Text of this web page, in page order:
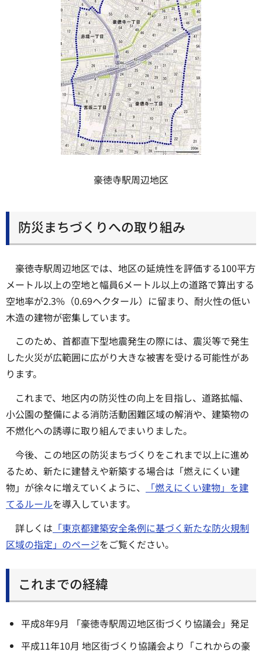
豪徳寺駅周辺地区
防災まちづくりへの取り組み
豪徳寺駅周辺地区では、地区の延焼性を評価する100平方
メートル以上の空地と幅員6メートル以上の道路で算出する
空地率が2.3%（0.69ヘクタール）に留まり、耐火性の低い
木造の建物が密集しています。
このため、首都直下型地震発生の際には、震災等で発生
した火災が広範囲に広がり大きな被害を受ける可能性があ
ります。
これまで、地区内の防災性の向上を目指し、道路拡幅、
小公園の整備による消防活動困難区域の解消や、建築物の
不燃化への誘導に取り組んでまいりました。
今後、この地区の防災まちづくりをこれまで以上に進め
るため、新たに建替えや新築する場合は「燃えにくい建
物」が徐々に増えていくように、
「燃えにくい建物」を建
てるルールを導入しています。
詳しくは 「東京都建築安全条例に基づく新たな防火規制
区域の指定」のページをご覧ください。
これまでの経緯
平成8年9月 「豪徳寺駅周辺地区街づくり協議会」発足
平成11年10月 地区街づくり協議会より「これからの豪